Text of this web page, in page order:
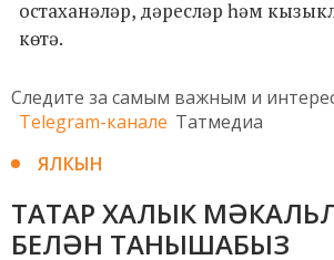
остаханәләр, дәресләр һәм
көтә.
Следите за самым важным и
Telegram-канале Татмедиа
ЯЛКЫН
ТАТАР ХАЛЫК
БЕЛӘН ТАНЫШАБЫЗ